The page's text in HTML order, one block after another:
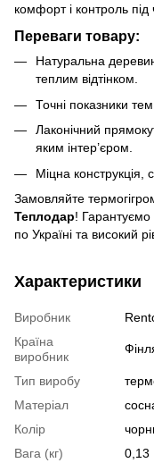
комфорт і контроль
Переваги товару:
Натуральна
теплим відтінком.
Точні показники
Лаконічний
яким інтер’єром.
Міцна конструкція,
Замовляйте
Теплодар! Гарантуємо
по Україні та високий
Характеристики
Виробник
Країна
виробник
Тип виробу
Матеріал
Колір
Вага (кг)
0,13